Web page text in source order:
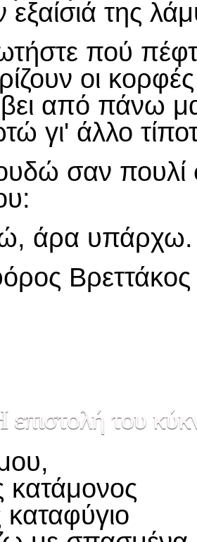
εξαίσιά της
πού
οι
από πάνω
γι' άλλο
σαν πουλί
άρα υπάρχω.
Βρεττάκος
επιστολή του
κατάμονος
καταφύγιο